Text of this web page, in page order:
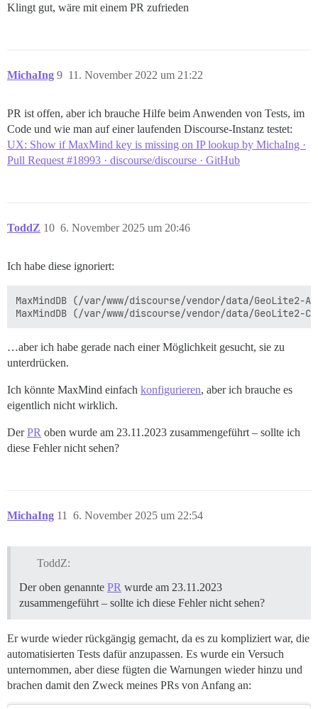
Klingt gut, wäre mit einem PR zufrieden
MichaIng 11. November 2022 um 21:22
9
PR ist offen, aber ich brauche Hilfe beim Anwenden von Tests, im
Code und wie man auf einer laufenden Discourse-Instanz testet:
UX: Show if MaxMind key is missing on IP lookup by MichaIng ·
Pull Request #18993 · discourse/discourse · GitHub
ToddZ 6. November 2025 um 20:46
10
Ich habe diese ignoriert:
MaxMindDB (/var/www/discourse/vendor/data/
…aber ich habe gerade nach einer Möglichkeit gesucht, sie zu
unterdrücken.
Ich könnte MaxMind einfach konfigurieren, aber ich brauche es
eigentlich nicht wirklich.
DerPR oben wurde am 23.11.2023 zusammengeführt – sollte ich
diese Fehler nicht sehen?
MichaIng 6. November 2025 um 22:54
11
ToddZ:
Der oben genannte PR wurde am 23.11.2023
zusammengeführt – sollte ich diese Fehler nicht sehen?
Er wurde wieder rückgängig gemacht, da es zu kompliziert war, die
automatisierten Tests dafür anzupassen. Es wurde ein Versuch
unternommen, aber diese fügten die Warnungen wieder hinzu und
brachen damit den Zweck meines PRs von Anfang an: